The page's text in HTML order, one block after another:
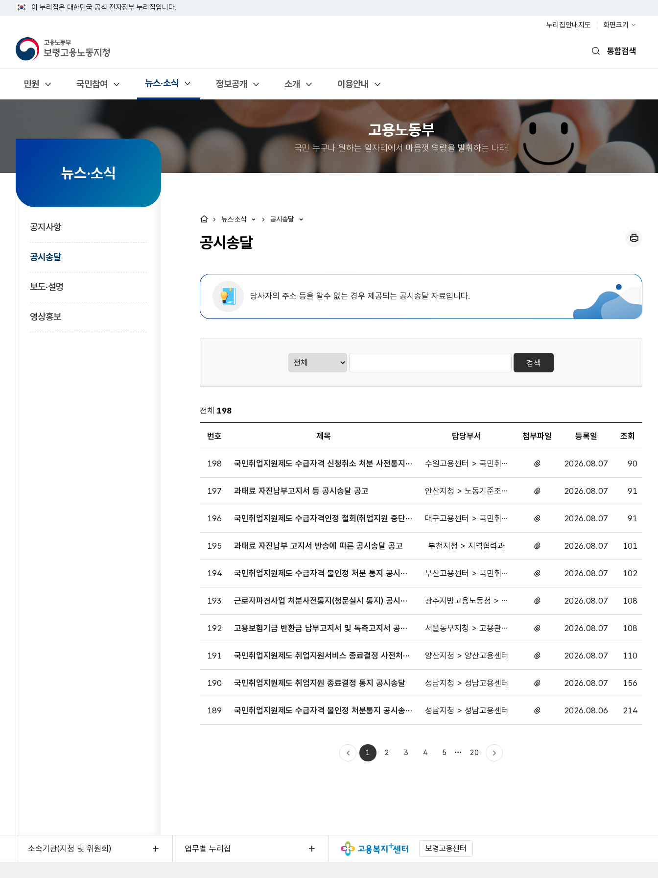
이 누리집은 대한민국 공식 전자정부 누리집입니다.
누리집안내지도
화면크기
통합검색
민원
열기
국민참여
열기
뉴스·소식
열기 정보공개
열기
소개
열기
이용안내
열기
고용노동부
국민 누구나 원하는 일자리에서 마음껏 역량을 발휘하는 나라!
뉴스·소식
공지사항
공시송달
보도·설명
영상홍보
공시송달
뉴스·소식 공시송달
당사자의 주소 등을 알수 없는 경우 제공되는 공시송달 자료입니다.
검색
전체 198
게시판
입니다.
번호,
제목,
첨부파일,
등록일,
있습니다.
번호 제목 담당부서 첨부파일 등록일 조회
198
국민취업지원제도 수급자격 신청취소 처분 사전통지
공시송달 공고
수원고용센터 > 국민취업
지원과
첨부파일
있음
2026.08.07 90
197 과태료 자진납부고지서 등 공시송달 공고
안산지청 > 노동기준조사
1과
첨부파일
있음
2026.08.07 91
196
국민취업지원제도 수급자격인정 철회(취업지원 중단)
및 참여제한 결정 통지 공시송달
대구고용센터 > 국민취업
지원과
첨부파일
있음
2026.08.07 91
195 과태료 자진납부 고지서 반송에 따른 공시송달 공고 부천지청 > 지역협력과
첨부파일
있음
2026.08.07 101
194
국민취업지원제도 수급자격 불인정 처분 통지 공시송
달
부산고용센터 > 국민취업
지원과
첨부파일
있음
2026.08.07 102
193
근로자파견사업 처분사전통지(청문실시 통지) 공시송
달 공고
광주지방고용노동청 > 노
동기준조사1과
첨부파일
있음
2026.08.07 108
192
고용보험기금 반환금 납부고지서 및 독촉고지서 공시
송달 공고
서울동부지청 > 고용관리
과
첨부파일
있음
2026.08.07 108
191
국민취업지원제도 취업지원서비스 종료결정 사전처분
통지
양산지청 > 양산고용센터
첨부파일
있음
2026.08.07 110
190 국민취업지원제도 취업지원 종료결정 통지 공시송달 성남지청 > 성남고용센터
첨부파일
있음
2026.08.07 156
189
국민취업지원제도 수급자격 불인정 처분통지 공시송달
공고
성남지청 > 성남고용센터
첨부파일
있음
2026.08.06 214
처음으로
1 2 3 4 5
마지막으로
20
소속기관(지청 및 위원회) 업무별 누리집 보령고용센터